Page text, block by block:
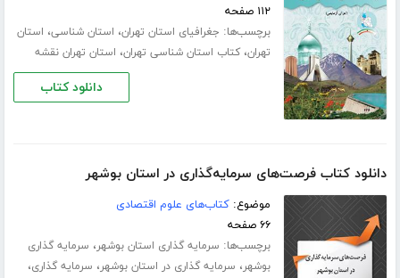
۱۱۲ صفحه
برچسب‌ها: جغرافیای استان تهران، استان شناسی، استان
تهران،کتاب استان شناسی تهران، استان تهران نقشه
دانلود کتاب
دانلود کتاب فرصت‌های سرمایه‌گذاری در استان بوشهر
موضوع:کتاب‌های علوم اقتصادی
۶۶ صفحه
برچسب‌ها: سرمایه گذاری استان بوشهر، سرمایه گذاری
بوشهر، سرمایه گذاری در استان بوشهر، سرمایه گذاری،